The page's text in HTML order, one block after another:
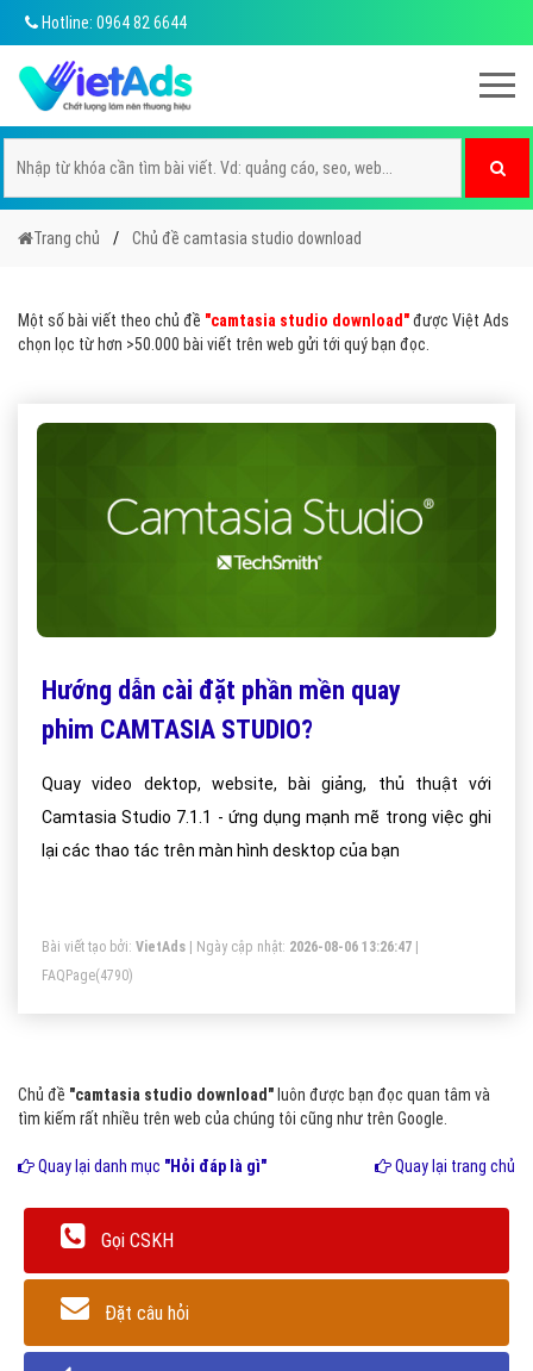
Hotline: 0964 82 6644
Trang chủ Chủ đề camtasia studio download
Một số bài viết theo chủ đề "camtasia studio download"được Việt Ads
chọn lọc từ hơn >50.000 bài viết trên web gửi tới quý bạn đọc.
Hướng dẫn cài đặt phần mền quay
phim CAMTASIA STUDIO?
Quay video dektop, website, bài giảng, thủ thuật với
Camtasia Studio 7.1.1 - ứng dụng mạnh mẽ trong việc ghi
lại các thao tác trên màn hình desktop của bạn
Bài viết tạo bởi: VietAds | Ngày cập nhật: 2026-08-06 13:26:47
FAQPage(4790)
Chủ đề "camtasia studio download" luôn được bạn đọc quan tâm và
tìm kiếm rất nhiều trên web của chúng tôi cũng như trên Google.
Quay lại danh mục "Hỏi đáp là gì" Quay lại trang chủ
Gọi CSKH
Đặt câu hỏi